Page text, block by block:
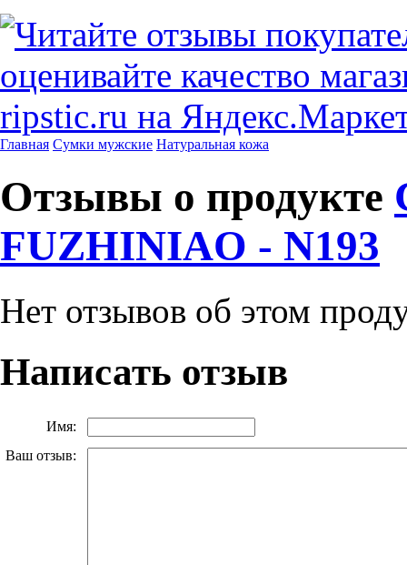
Главная Сумки мужские Натуральная кожа
Отзывы о продукте
FUZHINIAO - N193
Нет отзывов об этом
Написать отзыв
Имя:
Ваш отзыв: